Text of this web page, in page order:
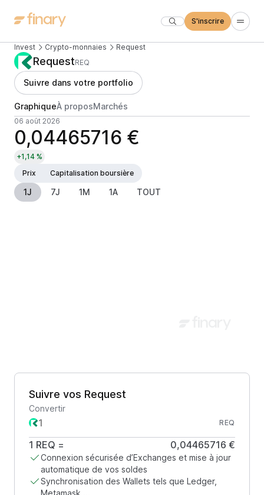
S'inscrire
Invest Crypto-monnaies Request
RequestREQ
Suivre dans votre portfolio
GraphiqueÀ proposMarchés
06 août 2026
0,04465716 €
+1,14 %
Prix
Capitalisation boursière
1J 7J 1M 1A TOUT
Suivre vos Request
Convertir
REQ
1 REQ = 0,04465716 €
Connexion sécurisée d’Exchanges et mise à jour
automatique de vos soldes
Synchronisation des Wallets tels que Ledger,
Metamask ...